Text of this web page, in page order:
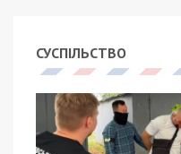
СУСПІЛЬСТВО